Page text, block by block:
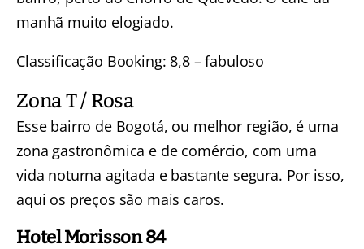
manhã muito elogiado.
Classificação Booking: 8,8 – fabuloso
Zona T / Rosa
Esse bairro de Bogotá, ou melhor região, é uma
zona gastronômica e de comércio, com uma
vida noturna agitada e bastante segura. Por isso,
aqui os preços são mais caros.
Hotel Morisson 84